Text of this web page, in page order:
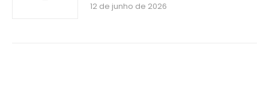
12 de junho de 2026